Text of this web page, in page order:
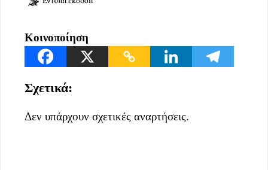
Κοινοποίηση
Σχετικά:
Δεν υπάρχουν σχετικές αναρτήσεις.